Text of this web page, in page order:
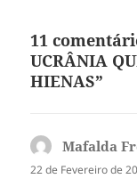
11
UCRÂNIA
HIENAS”
Mafalda
22 de Fevereiro de